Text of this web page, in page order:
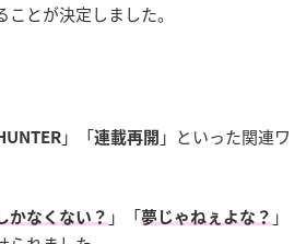
とが決定しました。
」「連載再開 」といった関連ワ
かなくない？ 」「夢じゃねぇよな？ 」